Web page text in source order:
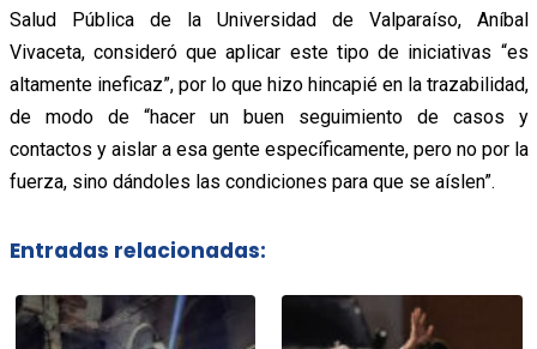
Salud Pública de la Universidad de Valparaíso, Aníbal
Vivaceta, consideró que aplicar este tipo de iniciativas “es
altamente ineficaz”, por lo que hizo hincapié en la trazabilidad,
de modo de “hacer un buen seguimiento de casos y
contactos y aislar a esa gente específicamente, pero no por la
fuerza, sino dándoles las condiciones para que se aíslen”.
Entradas relacionadas: